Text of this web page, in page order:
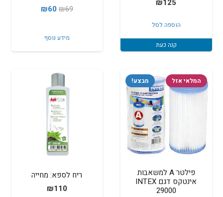
₪125
הוספה לסל
קנה כעת
₪69
המחיר
היה:
₪60
מידע נוסף
מבצע! המלאי אזל
פילטר A למשאבות
אינטקס דגם INTEX
29000
ריח לספא: מחייה
₪110